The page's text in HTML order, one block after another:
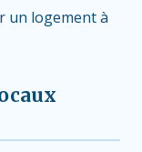
un logement à